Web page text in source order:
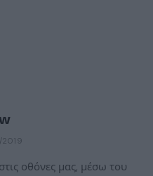
2019
οθόνες μας, μέσω του